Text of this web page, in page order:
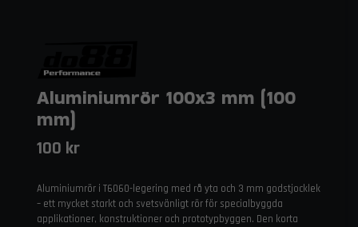
Aluminiumrör 100x3 mm (100
mm)
100 kr
Aluminiumrör i T6060-legering med rå yta och 3 mm godstjocklek
– ett mycket starkt och svetsvänligt rör för specialbyggda
applikationer, konstruktioner och prototypbyggen. Den korta